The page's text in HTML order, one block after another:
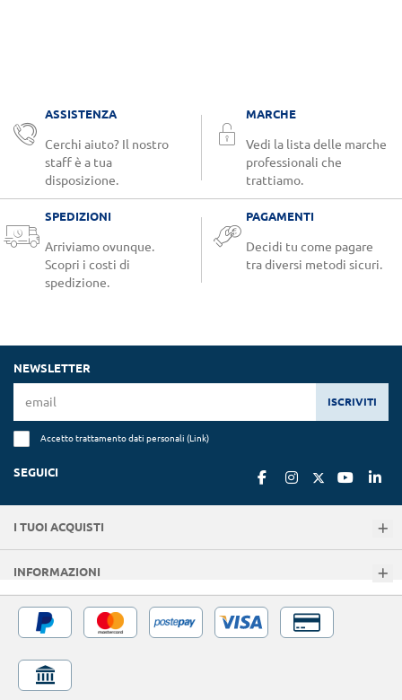
ASSISTENZA
Cerchi aiuto? Il nostro
staff è a tua
disposizione.
MARCHE
Vedi la lista delle marche
professionali che
trattiamo.
SPEDIZIONI
Arriviamo ovunque.
Scopri i costi di
spedizione.
PAGAMENTI
Decidi tu come pagare
tra diversi metodi sicuri.
NEWSLETTER
ISCRIVITI
Accetto trattamento dati personali (Link)
SEGUICI
I TUOI ACQUISTI
INFORMAZIONI